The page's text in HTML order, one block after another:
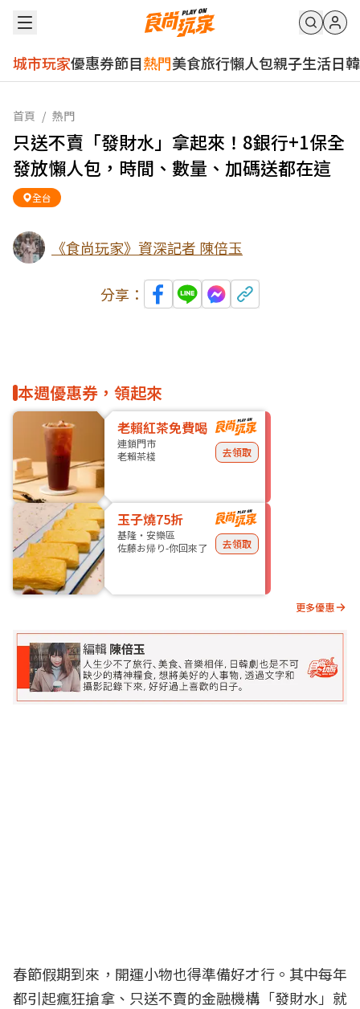
城市玩家優惠券節目熱門美食旅行懶人包親子生活日韓
首頁 / 熱門
只送不賣「發財水」拿起來！8銀行+1保全
發放懶人包，時間、數量、加碼送都在這
全台
《食尚玩家》資深記者 陳倍玉
分享：
本週優惠券，領起來
老賴紅茶免費喝
連鎖門市
老賴茶棧
去領取
玉子燒75折
基隆・安樂區
佐藤お帰り-你回來了
去領取
更多優惠
春節假期到來，開運小物也得準備好才行。其中每年
都引起瘋狂搶拿、只送不賣的金融機構「發財水」就